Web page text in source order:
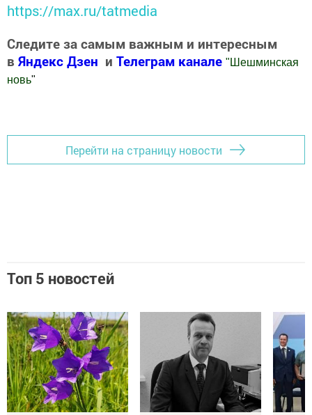
https://max.ru/tatmedia
Следите за самым важным и интересным
в Яндекс Дзен и Телеграм канале " Шешминская
новь"
Перейти на страницу новости
Топ 5 новостей